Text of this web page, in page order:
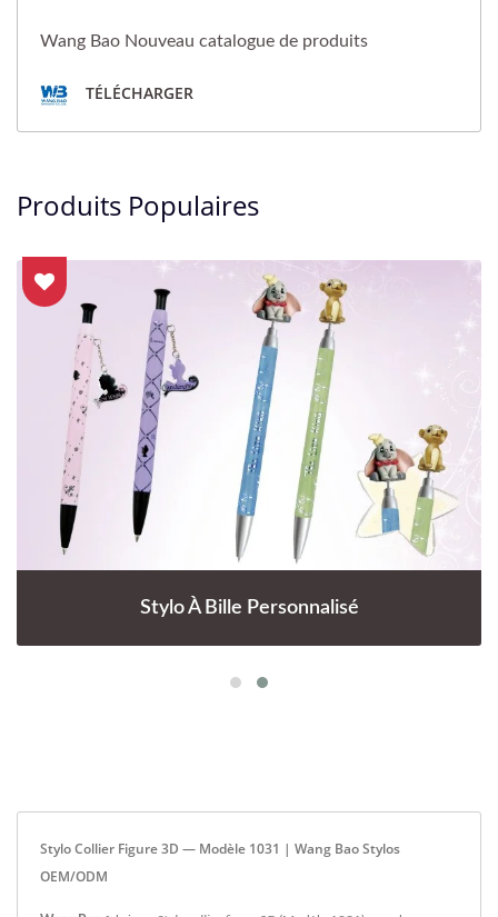
Wang Bao Nouveau catalogue de produits
TÉLÉCHARGER
Produits Populaires
Stylo À Bille Personnalisé
Stylo Collier Figure 3D — Modèle 1031 | Wang Bao Stylos
OEM/ODM